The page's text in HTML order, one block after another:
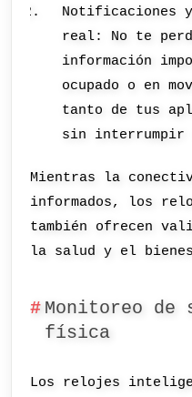
Notificaciones
real: No te
información
ocupado o en
tanto de tus
sin interrumpir
Mientras la
informados, los
también ofrecen
la salud y el
Monitoreo
física
Los relojes